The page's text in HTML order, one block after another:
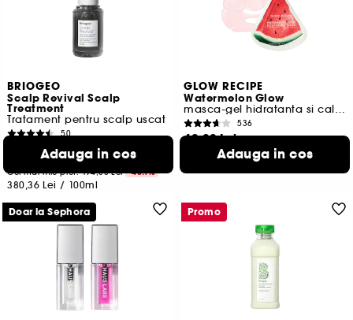
BRIOGEO
Scalp Revival Scalp
Treatment
Tratament pentru scalp uscat
50
106,50 Lei
Cel mai mic pret:194,00 Lei -45.1%
380,36 Lei / 100ml
Adauga in cos
GLOW RECIPE
Watermelon Glow
masca-gel hidratanta si calmanta
536
40,00 Lei
121,21 Lei /100g
Adauga in cos
Doar la Sephora Promo